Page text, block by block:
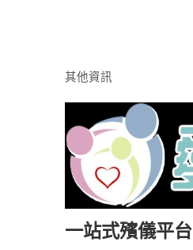
其他資訊
一站式殯儀平台